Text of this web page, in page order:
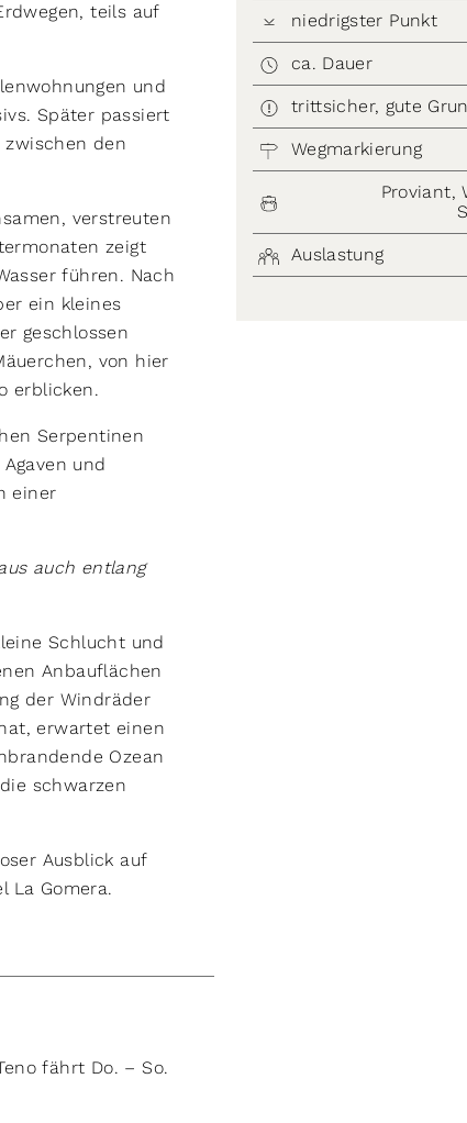
teils auf
und
Später passiert
den
verstreuten
zeigt
führen. Nach
ein kleines
geschlossen
von hier
erblicken.
Serpentinen
und
einer
auch entlang
Schlucht und
Anbauflächen
der Windräder
erwartet einen
Ozean
schwarzen
Ausblick auf
La Gomera.
fährt Do. – So.
niedrigster Punkt
ca. Dauer
trittsicher, gute
Wegmarkierung
Proviant,
Auslastung